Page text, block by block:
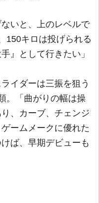
いと、上のレベルで
150キロは投げられる
』として行きたい」
イダーは三振を狙う
。「曲がりの幅は操
、カーブ、チェンジ
ームメークに優れた
ば、早期デビューも